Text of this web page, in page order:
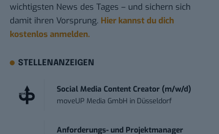
wichtigsten News des Tages – und sichern sich
damit ihren Vorsprung. Hier kannst du dich
kostenlos anmelden.
STELLENANZEIGEN
Social Media Content Creator (m/w/d)
moveUP Media GmbH in Düsseldorf
Anforderungs- und Projektmanager